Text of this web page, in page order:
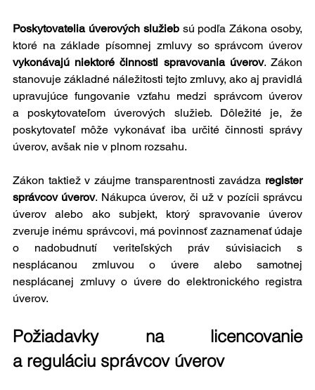
Poskytovatelia úverových služieb sú podľa Zákona osoby,
vykonávajú niektoré činnosti spravovania úverov. Zákon
stanovuje základné náležitosti tejto zmluvy, ako aj pravidlá
upravujúce fungovanie vzťahu medzi správcom úverov
a poskytovateľom úverových služieb. Dôležité je, že
poskytovateľ môže vykonávať iba určité činnosti správy
úverov, avšak nie v plnom rozsahu.
Zákon taktiež v záujme transparentnosti zavádza register
správcov úverov. Nákupca úverov, či už v pozícii správcu
úverov alebo ako subjekt, ktorý spravovanie úverov
zveruje inému správcovi, má povinnosť zaznamenať údaje
o nadobudnutí veriteľských práv súvisiacich s
nesplácanou zmluvou o úvere alebo samotnej
nesplácanej zmluvy o úvere do elektronického registra
úverov.
Požiadavky na licencovanie
a reguláciu správcov úverov